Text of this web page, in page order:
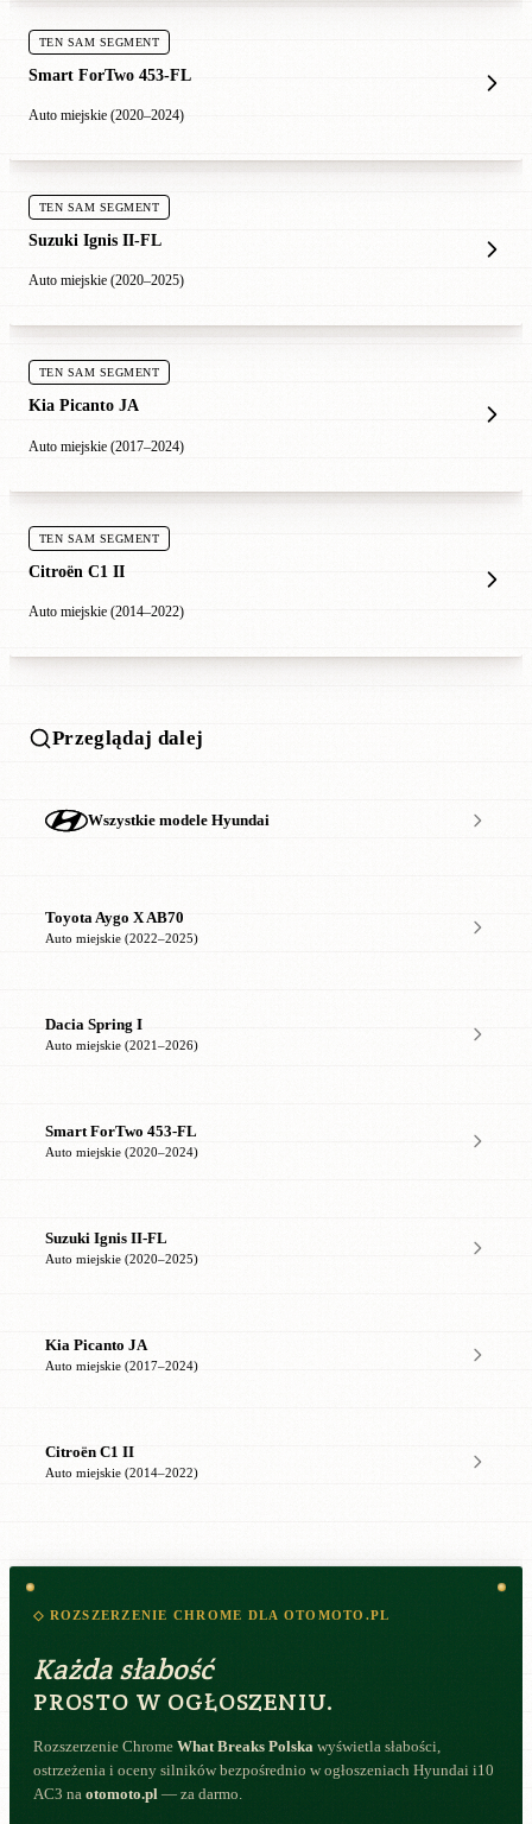
TEN SAM SEGMENT
Smart ForTwo 453-FL
Auto miejskie (2020–2024)
TEN SAM SEGMENT
Suzuki Ignis II-FL
Auto miejskie (2020–2025)
TEN SAM SEGMENT
Kia Picanto JA
Auto miejskie (2017–2024)
TEN SAM SEGMENT
Citroën C1 II
Auto miejskie (2014–2022)
Przeglądaj dalej
Wszystkie modele Hyundai
Toyota Aygo X AB70
Auto miejskie (2022–2025)
Dacia Spring I
Auto miejskie (2021–2026)
Smart ForTwo 453-FL
Auto miejskie (2020–2024)
Suzuki Ignis II-FL
Auto miejskie (2020–2025)
Kia Picanto JA
Auto miejskie (2017–2024)
Citroën C1 II
Auto miejskie (2014–2022)
◇ ROZSZERZENIE CHROME DLA OTOMOTO.PL
Każda słabość
PROSTO W OGŁOSZENIU.
Rozszerzenie Chrome What Breaks Polska wyświetla słabości,
ostrzeżenia i oceny silników bezpośrednio w ogłoszeniach Hyundai i10
AC3 na otomoto.pl — za darmo.